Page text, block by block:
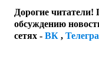
Дорогие
обсуждению
сетях - ВК ,